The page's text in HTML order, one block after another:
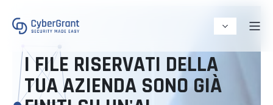
I FILE RISERVATI DELLA
TUA AZIENDA SONO GIÀ